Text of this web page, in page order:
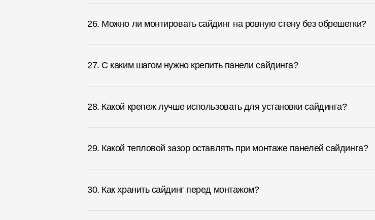
26. Можно ли монтировать сайдинг на ровную стену без обрешетки?
27. С каким шагом нужно крепить панели сайдинга?
28. Какой крепеж лучше использовать для установки сайдинга?
29. Какой тепловой зазор оставлять при монтаже панелей сайдинга?
30. Как хранить сайдинг перед монтажом?